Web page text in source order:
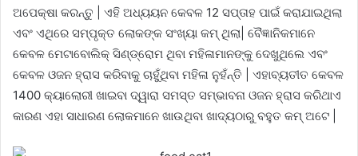
ଅପେକ୍ଷା କରନ୍ତୁ | ଏହି ଅଧ୍ୟୟନ କେବଳ 12 ସପ୍ତାହ ପାଇଁ କରାଯାଇଥିଲା
ଏବଂ ଏଥିରେ ସମ୍ପୃକ୍ତ ଲୋକଙ୍କ ସଂଖ୍ୟା କମ୍ ଥିଲା| ବୈଜ୍ଞାନିକମାନେ
କେବଳ ମେଟାବୋଲିକ୍ ସିଣ୍ଡ୍ରୋମ ଥିବା ମହିଳାମାନଙ୍କୁ ଦେଖୁଥିଲେ ଏବଂ
କେବଳ ଓଜନ ହ୍ରାସ କରିବାକୁ ଚାହୁଁଥିବା ମହିଳା ନୁହଁନ୍ତି | ଏହାବ୍ୟତୀତ କେବଳ
1400 କ୍ୟାଲୋରୀ ଖାଇବା ଦ୍ୱାରା ସମସ୍ତ ସମ୍ଭାବନା ଓଜନ ହ୍ରାସ କରିଥାଏ
କାରଣ ଏହା ସାଧାରଣ ଲୋକମାନେ ଖାଉଥିବା ଖାଦ୍ୟଠାରୁ ବହୁତ କମ୍ ଅଟେ |